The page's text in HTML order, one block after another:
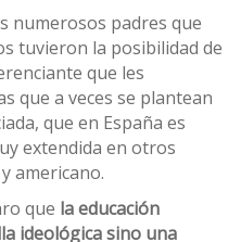
numerosos padres que
tuvieron la posibilidad de
que les
que a veces se plantean
que en España es
extendida en otros
americano.
que la educación
ideológica sino una